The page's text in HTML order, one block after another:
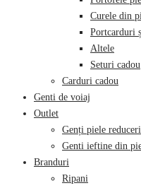
Curele din
Portcarduri
Altele
Seturi cadou
Carduri cadou
Genti de voiaj
Outlet
Genți piele reduceri
Genti ieftine din
Branduri
Ripani